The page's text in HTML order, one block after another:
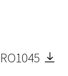
RO1045